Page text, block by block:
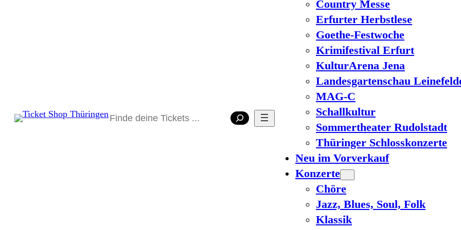
Suchen
Country Messe
Erfurter Herbstlese
Goethe-Festwoche
Krimifestival Erfurt
KulturArena Jena
Landesgartenschau
MAG-C
Schallkultur
Sommertheater Rudolstadt
Thüringer Schlosskonzerte
Neu im Vorverkauf
Konzerte
Chöre
Jazz, Blues, Soul, Folk
Klassik